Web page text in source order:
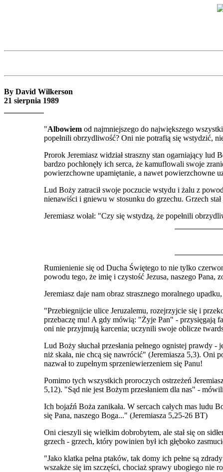
By David Wilkerson
21 sierpnia 1989
"Albowiem od najmniejszego do największego
popełnili obrzydliwość? Oni nie potrafią się wstydzić,
Prorok Jeremiasz widział straszny stan ogarniający
bardzo pochłonęły ich serca, że kamuflowali swoje
powierzchowne upamiętanie, a nawet powierzchowne
Lud Boży zatracił swoje poczucie wstydu i żalu z
nienawiści i gniewu w stosunku do grzechu. Grzech
Jeremiasz wołał: "Czy się wstydzą, że popełnili
Rumienienie się od Ducha Świętego to nie tylko
powodu tego, że imię i czystość Jezusa, naszego Pana,
Jeremiasz daje nam obraz strasznego moralnego
"Przebiegnijcie ulice Jeruzalemu, rozejrzyjcie się i
przebaczę mu! A gdy mówią: "Żyje Pan" - przysięgają
oni nie przyjmują karcenia; uczynili swoje oblicze
Lud Boży słuchał przesłania pełnego ognistej
niż skała, nie chcą się nawrócić" (Jeremiasza 5,3). Oni
nazwał to zupełnym sprzeniewierzeniem się Panu!
Pomimo tych wszystkich proroczych ostrzeżeń
5,12). "Sąd nie jest Bożym przesłaniem dla nas" -
Ich bojaźń Boża zanikała. W sercach całych mas ludu
się Pana, naszego Boga..." (Jeremiasza 5,25-26 BT)
Oni cieszyli się wielkim dobrobytem, ale stał się on
grzech - grzech, który powinien był ich głęboko
"Jako klatka pełna ptaków, tak domy ich pełne są
wszakże się im szczęści, chociaż sprawy ubogiego nie